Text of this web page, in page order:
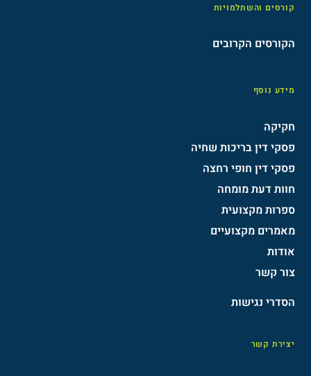
קורסים והשתלמויות
הקורסים הקרובים
מידע נוסף
חקיקה
פסקי דין בריכות שחיה
פסקי דין חופי רחצה
חוות דעת מומחה
ספרות מקצועית
מאמרים מקצועיים
אודות
צור קשר
הסדרי נגישות​
יצירת קשר